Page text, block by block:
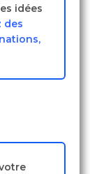
idées
des